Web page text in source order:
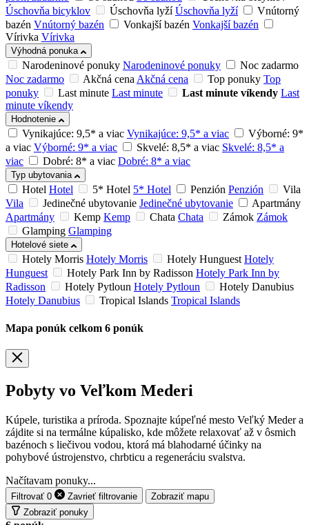
Úschovňa bicyklov
Úschovňa lyží Úschovňa lyží
Vnútorný
bazén Vnútorný bazén Vonkajší bazén Vonkajší bazén
Vírivka Vírivka
Výhodná ponuka
Narodeninové ponuky Narodeninové ponuky
Noc zadarmo
Noc zadarmo
Akčná cenaAkčná cena Top ponuky Top
ponuky
Last minute Last minute Last minute víkendy Last
minute víkendy
Hodnotenie
Vynikajúce: 9,5* a viac Vynikajúce: 9,5* a viac
Výborné: 9*
a viac Výborné: 9* a viac Skvelé: 8,5* a viac Skvelé: 8,5* a
viac
Dobré: 8* a viac Dobré: 8* a viac
Typ ubytovania
Hotel Hotel 5* Hotel 5* Hotel Penzión Penzión
Vila
Vila
Jedinečné ubytovanie Jedinečné ubytovanie
Apartmány
Apartmány
Kemp Kemp Chata Chata Zámok Zámok
Glamping Glamping
Hotelové siete
Hotely Morris Hotely Morris Hotely Hunguest Hotely
Hunguest
Hotely Park Inn by Radisson Hotely Park Inn by
Radisson
Hotely Pytloun Hotely Pytloun
Hotely Danubius
Hotely Danubius
Tropical Islands Tropical Islands
Mapa ponúk celkom 6 ponúk
Pobyty vo Veľkom Mederi
Kúpele, turistika a príroda. Spoznajte kúpeľné mesto Veľký Meder a
zájdite si na termálne kúpalisko, kde môžete relaxovať až v ôsmich
bazénoch s liečivou vodou, ktorá má blahodarné účinky na
pohybové ústrojenstvo, chrbticu a regeneráciu svalstva.
Načítavam ponuky...
Filtrovať 0 Zavrieť filtrovanie
Zobraziť mapu
Zobraziť ponuky